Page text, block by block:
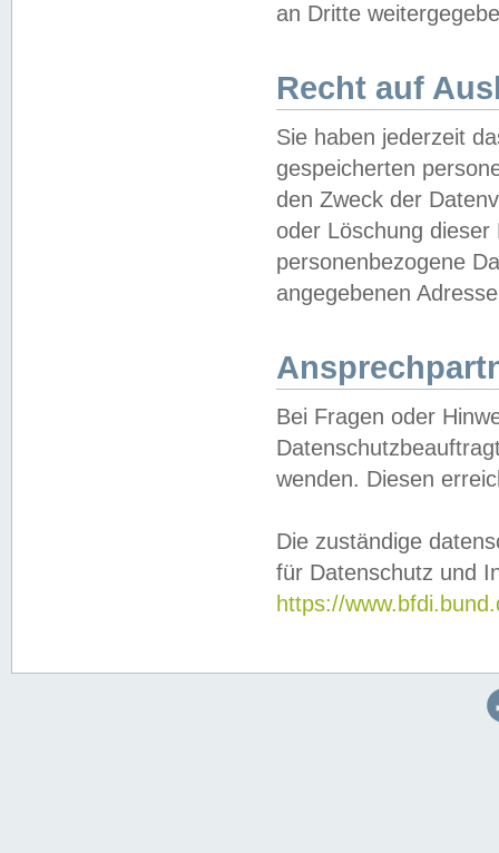
an Dritte
Recht auf
Sie haben jederzeit
gespeicherten
den Zweck der
oder Löschung
personenbezogene
angegebenen
Bei Fragen oder
wenden. Diesen
Die zuständige
für Datenschutz und
https://